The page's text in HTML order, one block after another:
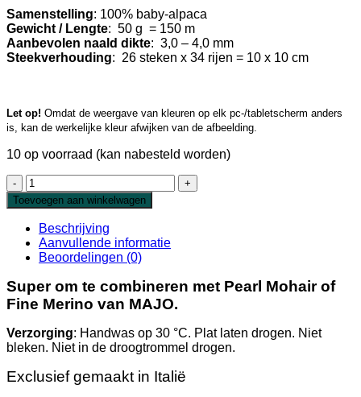
Samenstelling: 100% baby-alpaca
Gewicht / Lengte: 50 g = 150 m
Aanbevolen naald dikte: 3,0 – 4,0 mm
Steekverhouding: 26 steken x 34 rijen = 10 x 10 cm
Let op! Omdat de weergave van kleuren op elk pc-/tabletscherm anders
is, kan de werkelijke kleur afwijken van de afbeelding.
10 op voorraad (kan nabesteld worden)
Honey
Alpaca
Ivory
aantal
Toevoegen aan winkelwagen
Beschrijving
Aanvullende informatie
Beoordelingen (0)
Super om te combineren met Pearl Mohair of
Fine Merino van MAJO.
Verzorging: Handwas op 30 °C. Plat laten drogen. Niet
bleken. Niet in de droogtrommel drogen.
Exclusief gemaakt in Italië